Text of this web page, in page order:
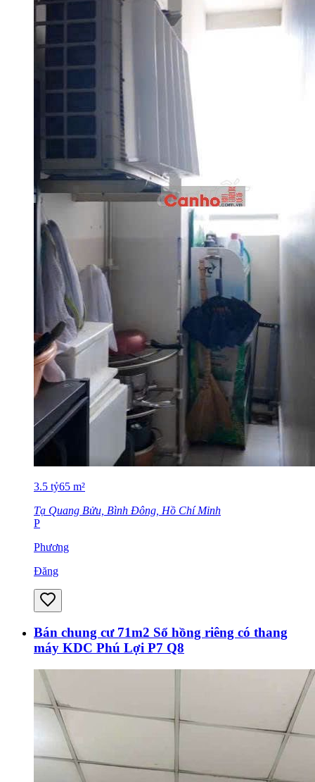
3.5 tỷ65 m²
Tạ Quang Bửu, Bình Đông, Hồ Chí Minh
P
Phương
Đăng
Bán chung cư 71m2 Sổ hồng riêng có thang
máy KDC Phú Lợi P7 Q8